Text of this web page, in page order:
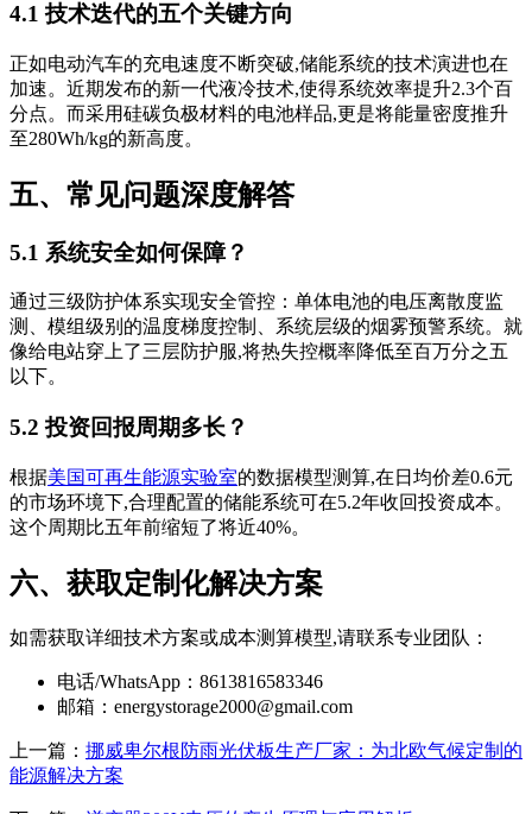
4.1 技术迭代的五个关键方向
正如电动汽车的充电速度不断突破,储能系统的技术演进也在
加速。近期发布的新一代液冷技术,使得系统效率提升2.3个百
分点。而采用硅碳负极材料的电池样品,更是将能量密度推升
至280Wh/kg的新高度。
五、常见问题深度解答
5.1 系统安全如何保障？
通过三级防护体系实现安全管控：单体电池的电压离散度监
测、模组级别的温度梯度控制、系统层级的烟雾预警系统。就
像给电站穿上了三层防护服,将热失控概率降低至百万分之五
以下。
5.2 投资回报周期多长？
根据美国可再生能源实验室的数据模型测算,在日均价差0.6元
的市场环境下,合理配置的储能系统可在5.2年收回投资成本。
这个周期比五年前缩短了将近40%。
六、获取定制化解决方案
如需获取详细技术方案或成本测算模型,请联系专业团队：
电话/WhatsApp：8613816583346
邮箱： energystorage2000@gmail.com
上一篇： 挪威卑尔根防雨光伏板生产厂家：为北欧气候定制的
能源解决方案